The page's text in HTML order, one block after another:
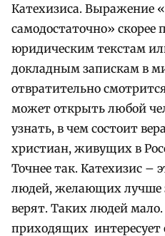
Катехизиса. Выражение
самодостаточно»
юридическим текстам
докладным запискам в
отвратительно
может открыть любой
узнать, в чем состоит
христиан, живущих в
Точнее так. Катехизис –
людей, желающих лучше
верят. Таких людей
приходящих интересует